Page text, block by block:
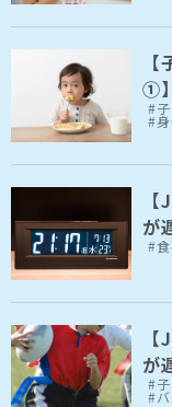
①
#子
#
が
#
が
#子
#